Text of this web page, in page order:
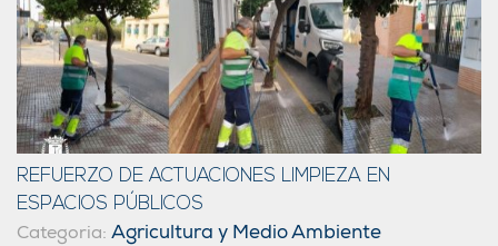
REFUERZO DE ACTUACIONES LIMPIEZA EN
ESPACIOS PÚBLICOS
Categoria: Agricultura y Medio Ambiente